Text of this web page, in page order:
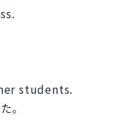
students.
。